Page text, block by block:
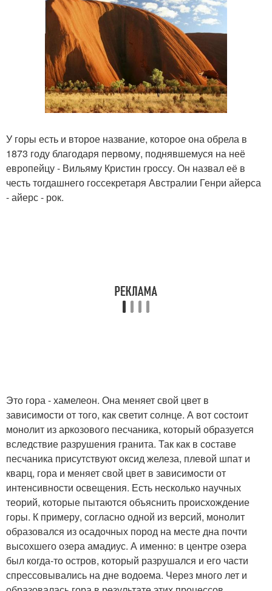
У горы есть и второе название, которое она обрела в
1873 году благодаря первому, поднявшемуся на неё
европейцу - Вильяму Кристин гроссу. Он назвал её в
честь тогдашнего госсекретаря Австралии Генри айерса
- айерс - рок.
Это гора - хамелеон. Она меняет свой цвет в
зависимости от того, как светит солнце. А вот состоит
монолит из аркозового песчаника, который образуется
вследствие разрушения гранита. Так как в составе
песчаника присутствуют оксид железа, плевой шпат и
кварц, гора и меняет свой цвет в зависимости от
интенсивности освещения. Есть несколько научных
теорий, которые пытаются объяснить происхождение
горы. К примеру, согласно одной из версий, монолит
образовался из осадочных пород на месте дна почти
высохшего озера амадиус. А именно: в центре озера
был когда-то остров, который разрушался и его части
спрессовывались на дне водоема. Через много лет и